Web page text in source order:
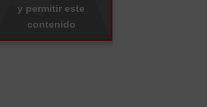
y permitir este
contenido